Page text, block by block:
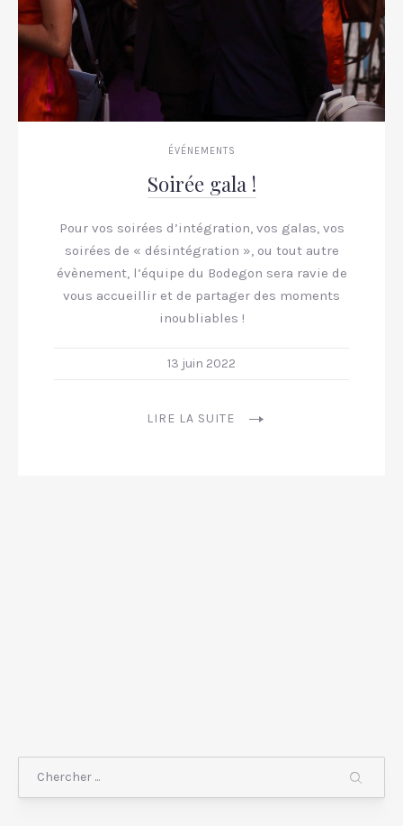
ÉVÉNEMENTS
Soirée gala !
Pour vos soirées d’intégration, vos galas, vos
soirées de « désintégration », ou tout autre
évènement, l’équipe du Bodegon sera ravie de
vous accueillir et de partager des moments
inoubliables !
13 juin 2022
LIRE LA SUITE
Chercher